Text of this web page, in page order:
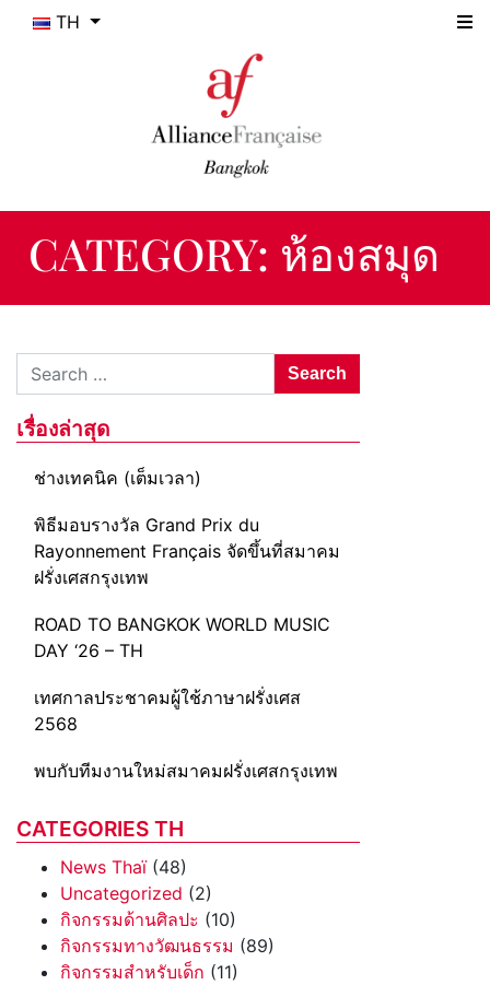
TH
CATEGORY: ห้องสมุด
Search for:
เรื่องล่าสุด
ช่างเทคนิค (เต็มเวลา)
พิธีมอบรางวัล Grand Prix du
Rayonnement Français จัดขึ้นที่สมาคม
ฝรั่งเศสกรุงเทพ
ROAD TO BANGKOK WORLD MUSIC
DAY ‘26 – TH
เทศกาลประชาคมผู้ใช้ภาษาฝรั่งเศส
2568
พบกับทีมงานใหม่สมาคมฝรั่งเศสกรุงเทพ
CATEGORIES TH
News Thaï(48)
Uncategorized (2)
กิจกรรมด้านศิลปะ (10)
กิจกรรมทางวัฒนธรรม (89)
กิจกรรมสำหรับเด็ก (11)